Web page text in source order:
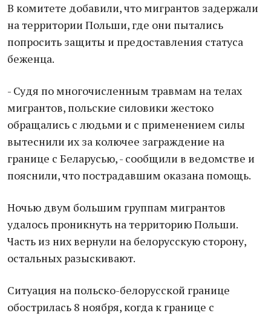
В комитете добавили, что мигрантов задержали
на территории Польши, где они пытались
попросить защиты и предоставления статуса
беженца.
- Судя по многочисленным травмам на телах
мигрантов, польские силовики жестоко
обращались с людьми и с применением силы
вытеснили их за колючее заграждение на
границе с Беларусью, - сообщили в ведомстве и
пояснили, что пострадавшим оказана помощь.
Ночью двум большим группам мигрантов
удалось проникнуть на территорию Польши.
Часть из них вернули на белорусскую сторону,
остальных разыскивают.
Ситуация на польско-белорусской границе
обострилась 8 ноября, когда к границе с